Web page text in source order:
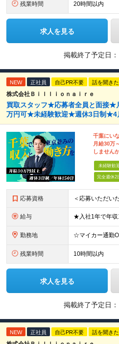
残業時間 20時間以内
求人を見る
掲載終了予定日：
NEW 正社員 自己PR不要 話を聞き
株式会社Ｂｉｌｌｉｏｎａｉｒｅ
買取スタッフ★応募者全員と面接★
万円可★未経験歓迎★週休3日制★4
千葉にい
月給30万
しません
未経験歓
完全週休2
応募資格
給与
勤務地
残業時間 10時間以内
求人を見る
掲載終了予定日：
NEW 正社員 自己PR不要 話を聞き